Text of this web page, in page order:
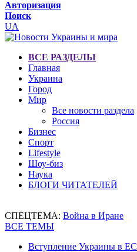
Авторизация
Поиск
UA
ВСЕ РАЗДЕЛЫ
Главная
Украина
Город
Мир
Все новости раздела
Россия
Бизнес
Спорт
Lifestyle
Шоу-биз
Наука
БЛОГИ ЧИТАТЕЛЕЙ
СПЕЦТЕМА: Война в Иране
ВСЕ ТЕМЫ
Вступление Украины в ЕС